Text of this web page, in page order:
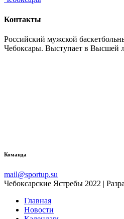
Контакты
Российский мужской
Чебоксары. Выступает в Высшей
Команда
mail@sportup.su
Чебоксарские Ястребы 2022 |
Главная
Новости